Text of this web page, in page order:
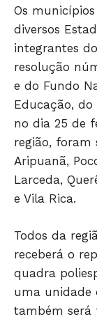
Os
diversos
integrantes
resolução
e do Fundo
Educação,
no dia 25 de
região, foram
Aripuanã,
Larceda,
e Vila Rica.
Todos da
receberá o
quadra
uma unidade
também será